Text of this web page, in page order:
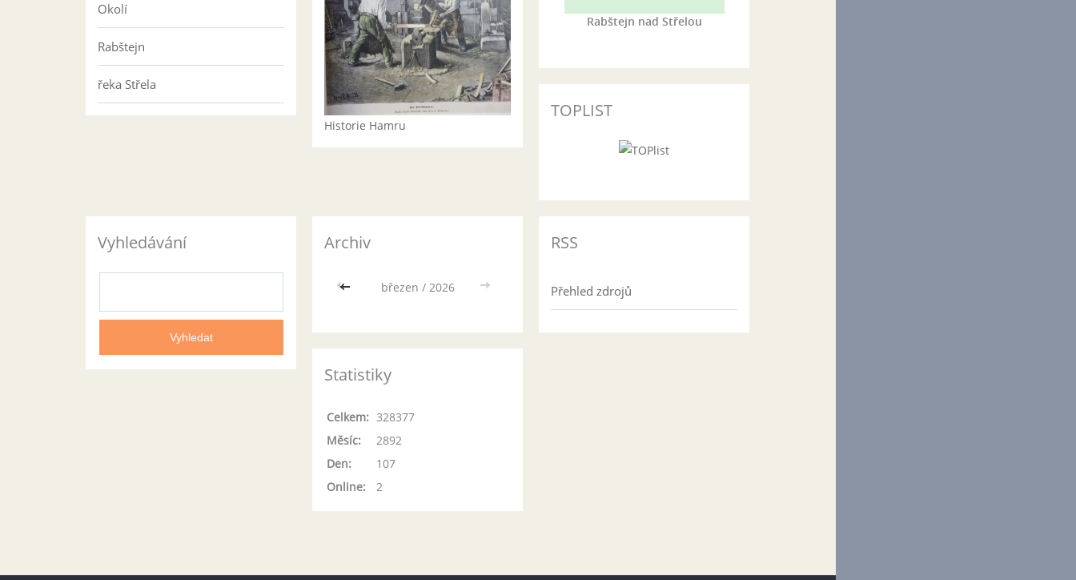
Okolí
Rabštejn
řeka Střela
Historie Hamru
Rabštejn nad Střelou
TOPLIST
Vyhledávání Archiv
<< březen / 2026 >>
RSS
Přehled zdrojů
Statistiky
Online: 2
Celkem: 328377
Měsíc:
2892
Den:
107